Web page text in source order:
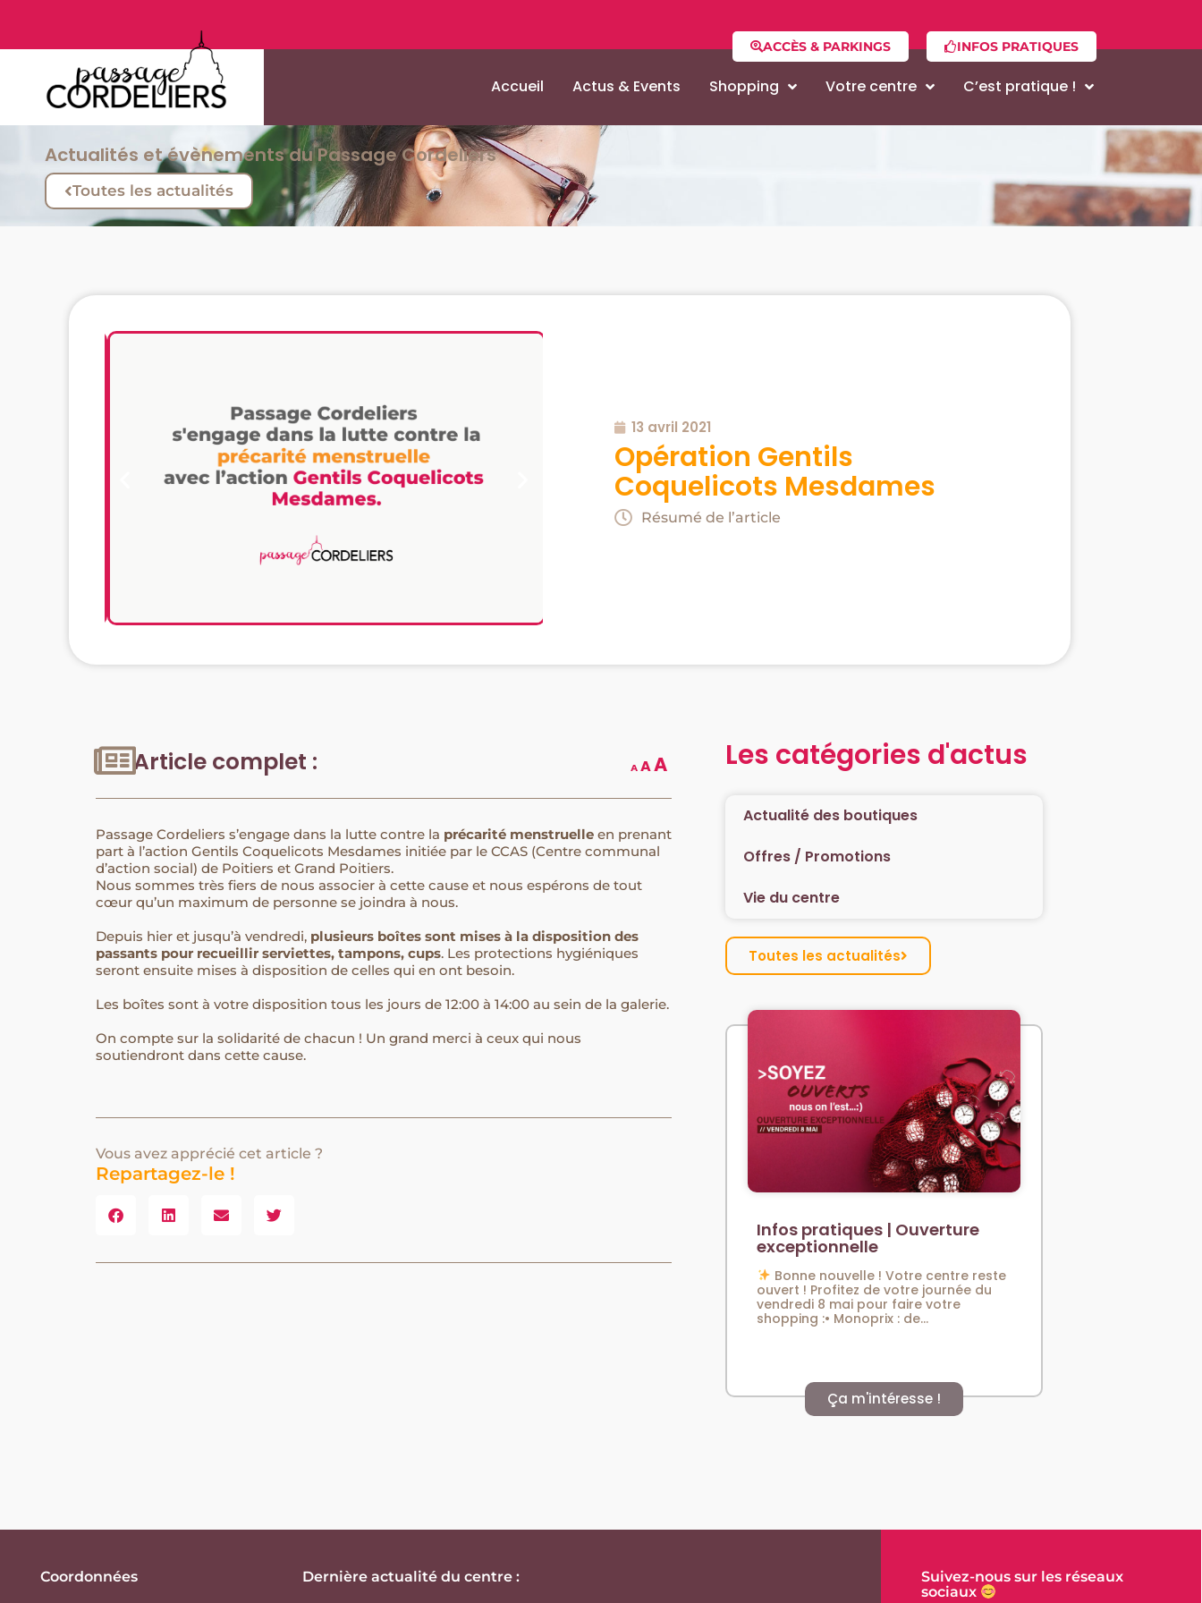
ACCÈS & PARKINGS INFOS PRATIQUES
Accueil Actus & Events Shopping Votre centre C’est pratique !
Actualités et évènements du Passage Cordeliers
Toutes les actualités
13 avril 2021
Opération Gentils
Coquelicots Mesdames
Résumé de l’article
Article complet : A AA
Passage Cordeliers s’engage dans la lutte contre la précarité menstruelle en prenant
part à l’action Gentils Coquelicots Mesdames initiée par le CCAS (Centre communal
d’action social) de Poitiers et Grand Poitiers.⁠⁠
Nous sommes très fiers de nous associer à cette cause et nous espérons de tout
cœur qu’un maximum de personne se joindra à nous.
Depuis hier et jusqu’à vendredi, plusieurs boîtes sont mises à la disposition des
passants pour recueillir serviettes, tampons, cups. Les protections hygiéniques
seront ensuite mises à disposition de celles qui en ont besoin. ⁠
Les boîtes sont à votre disposition tous les jours de 12:00 à 14:00 au sein de la galerie.⁠
On compte sur la solidarité de chacun ! Un grand merci à ceux qui nous
soutiendront dans cette cause.
Vous avez apprécié cet article ?
Repartagez-le !
Les catégories d'actus
Actualité des boutiques
Offres / Promotions
Vie du centre
Toutes les actualités
Infos pratiques | Ouverture
exceptionnelle
Bonne nouvelle ! Votre centre reste
ouvert ! Profitez de votre journée du
vendredi 8 mai pour faire votre
shopping :• Monoprix : de...
Ça m'intéresse !
Coordonnées Dernière actualité du centre :
Suivez-nous sur les réseaux
sociaux